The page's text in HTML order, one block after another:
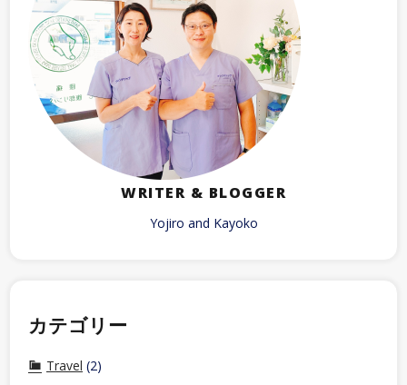
WRITER & BLOGGER
Yojiro and Kayoko
カテゴリー
Travel (2)